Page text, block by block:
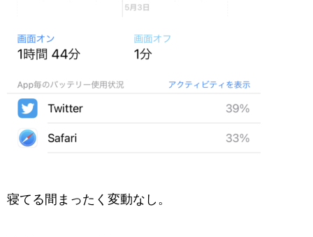
寝てる間まったく変動なし。